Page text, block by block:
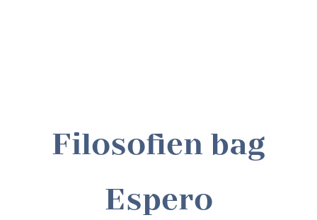
Filosofien bag
Espero